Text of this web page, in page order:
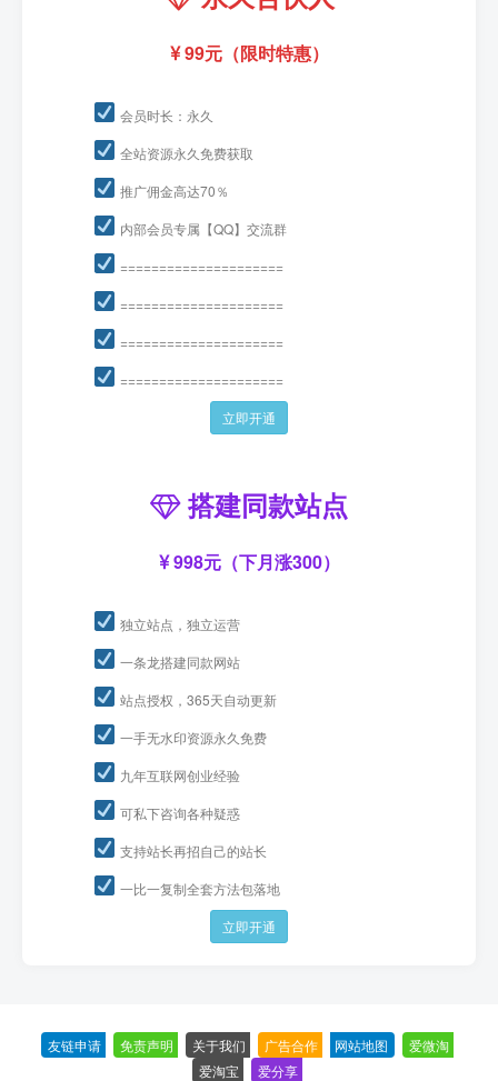
99元（限时特惠）
会员时长：永久
全站资源永久免费获取
推广佣金高达70％
内部会员专属【QQ】交流群
=====================
=====================
=====================
=====================
立即开通
搭建同款站点
998元（下月涨300）
独立站点，独立运营
一条龙搭建同款网站
站点授权，365天自动更新
一手无水印资源永久免费
九年互联网创业经验
可私下咨询各种疑惑
支持站长再招自己的站长
一比一复制全套方法包落地
立即开通
友链申请 免责声明 关于我们 广告合作 网站地图 爱微淘
爱淘宝
爱分享